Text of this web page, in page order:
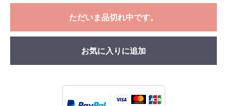
ただいま品切れ中です。
お気に入りに追加